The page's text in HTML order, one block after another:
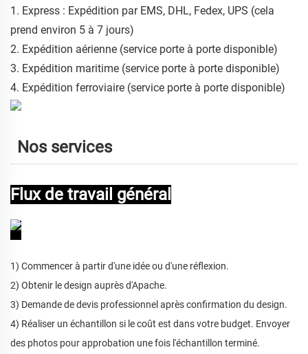
1. Express : Expédition par EMS, DHL, Fedex, UPS (cela
prend environ 5 à 7 jours)
2. Expédition aérienne (service porte à porte disponible)
3. Expédition maritime (service porte à porte disponible)
4. Expédition ferroviaire (service porte à porte disponible)
Nos services
Flux de travail général
1) Commencer à partir d'une idée ou d'une réflexion.
2) Obtenir le design auprès d'Apache.
3) Demande de devis professionnel après confirmation du design.
4) Réaliser un échantillon si le coût est dans votre budget. Envoyer
des photos pour approbation une fois l'échantillon terminé.